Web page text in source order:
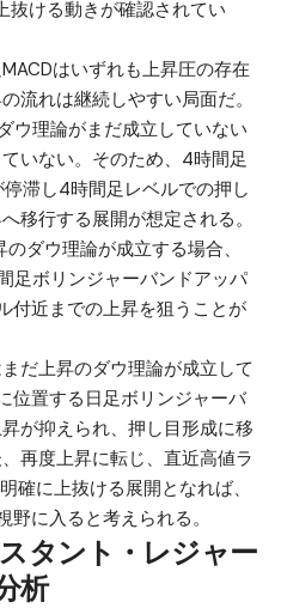
抜ける動きが確認されてい
はいずれも上昇圧の存在
流れは継続しやすい局面だ。
ウ理論がまだ成立していない
いない。そのため、4時間足
滞し4時間足レベルでの押し
移行する展開が想定される。
ダウ理論が成立する場合、
足ボリンジャーバンドアッパ
付近までの上昇を狙うことが
だ上昇のダウ理論が成立して
位置する日足ボリンジャーバ
が抑えられ、押し目形成に移
再度上昇に転じ、直近高値ラ
に上抜ける展開となれば、
に入ると考えられる。
タント・レジャー
析